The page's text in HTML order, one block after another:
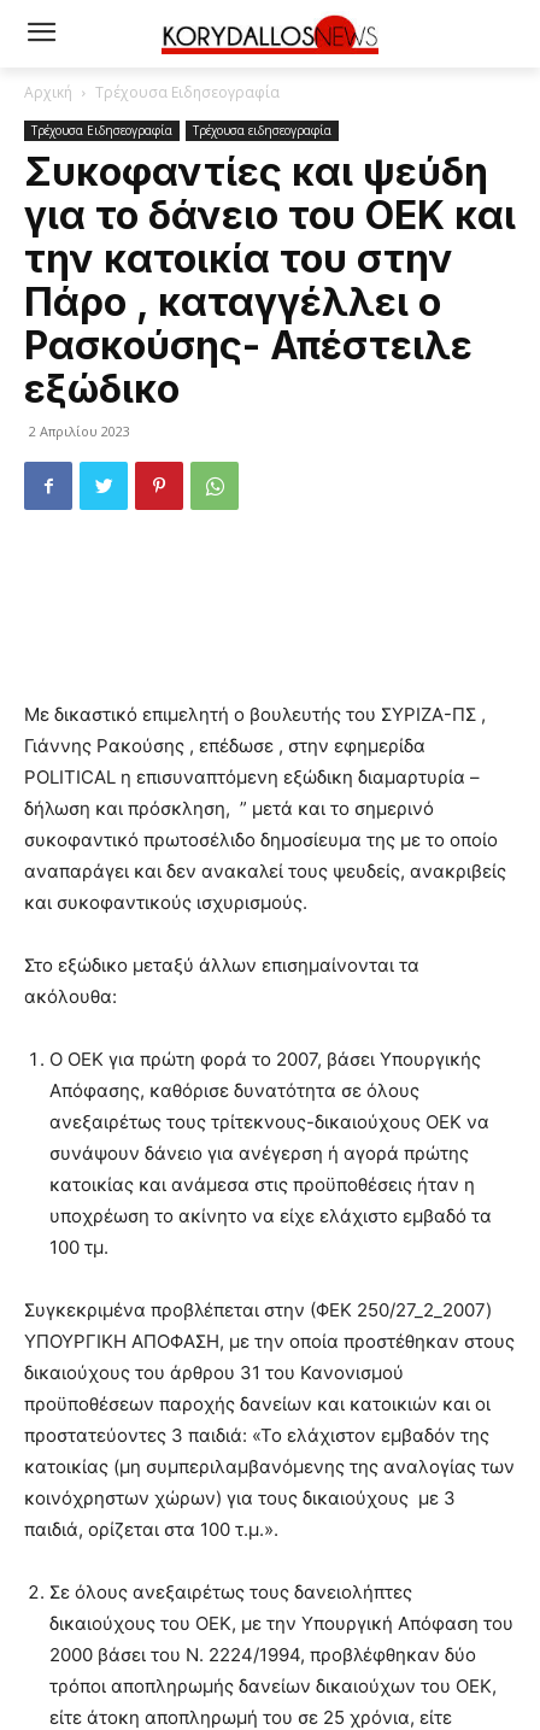
Αρχική Τρέχουσα Ειδησεογραφία
Τρέχουσα Ειδησεογραφία Τρέχουσα ειδησεογραφία
Συκοφαντίες και ψεύδη
για το δάνειο του ΟΕΚ και
την κατοικία του στην
Πάρο , καταγγέλλει ο
Ρασκούσης- Απέστειλε
εξώδικο
2 Απριλίου 2023
Με δικαστικό επιμελητή ο βουλευτής του ΣΥΡΙΖΑ-ΠΣ ,
Γιάννης Ρακούσης , επέδωσε , στην εφημερίδα
POLITICAL η επισυναπτόμενη εξώδικη διαμαρτυρία –
δήλωση και πρόσκληση, ” μετά και το σημερινό
συκοφαντικό πρωτοσέλιδο δημοσίευμα της με το οποίο
αναπαράγει και δεν ανακαλεί τους ψευδείς, ανακριβείς
και συκοφαντικούς ισχυρισμούς.
Στο εξώδικο μεταξύ άλλων επισημαίνονται τα
ακόλουθα:
Ο ΟΕΚ για πρώτη φορά το 2007, βάσει Υπουργικής
Απόφασης, καθόρισε δυνατότητα σε όλους
ανεξαιρέτως τους τρίτεκνους-δικαιούχους ΟΕΚ να
συνάψουν δάνειο για ανέγερση ή αγορά πρώτης
κατοικίας και ανάμεσα στις προϋποθέσεις ήταν η
υποχρέωση το ακίνητο να είχε ελάχιστο εμβαδό τα
100 τμ.
Συγκεκριμένα προβλέπεται στην (ΦEK 250/27_2_2007)
YΠOYPΓIKH AΠOΦAΣH, με την οποία προστέθηκαν στους
δικαιούχους του άρθρου 31 του Κανονισμού
προϋποθέσεων παροχής δανείων και κατοικιών και οι
προστατεύοντες 3 παιδιά: «Το ελάχιστον εμβαδόν της
κατοικίας (μη συμπεριλαμβανόμενης της αναλογίας των
κοινόχρηστων χώρων) για τους δικαιούχους με 3
παιδιά, ορίζεται στα 100 τ.μ.».
Σε όλους ανεξαιρέτως τους δανειολήπτες
δικαιούχους του ΟΕΚ, με την Υπουργική Απόφαση του
2000 βάσει του Ν. 2224/1994, προβλέφθηκαν δύο
τρόποι αποπληρωμής δανείων δικαιούχων του ΟΕΚ,
είτε άτοκη αποπληρωμή του σε 25 χρόνια, είτε